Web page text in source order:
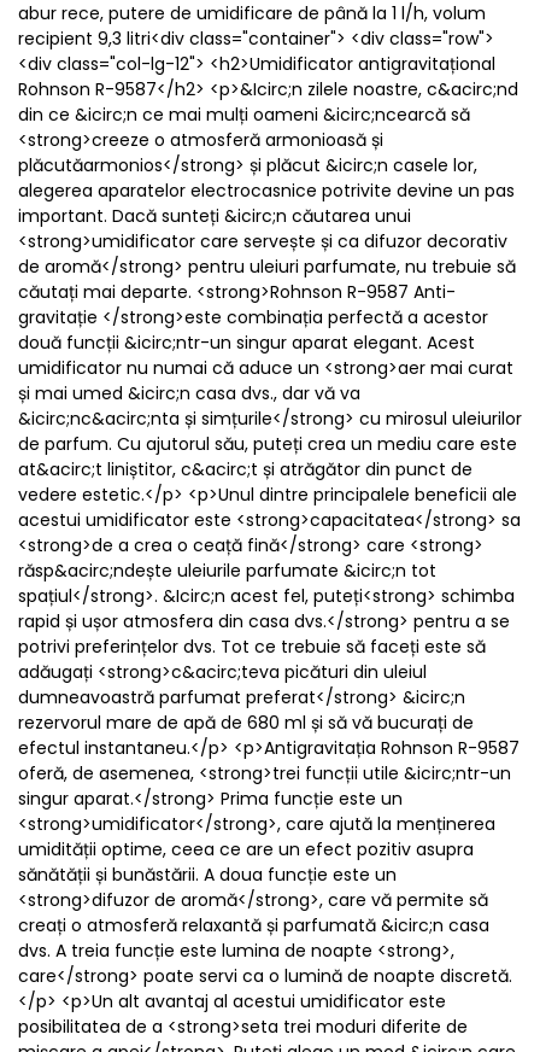
abur rece, putere de umidificare de până la 1 l/h, volum
recipient 9,3 litri<div class="container"> <div class="row">
<div class="col-lg-12"> <h2>Umidificator antigravitațional
Rohnson R-9587</h2> <p>&Icirc;n zilele noastre, c&acirc;nd
din ce &icirc;n ce mai mulți oameni &icirc;ncearcă să
<strong>creeze o atmosferă armonioasă și
plăcutăarmonios</strong> și plăcut &icirc;n casele lor,
alegerea aparatelor electrocasnice potrivite devine un pas
important. Dacă sunteți &icirc;n căutarea unui
<strong>umidificator care servește și ca difuzor decorativ
de aromă</strong> pentru uleiuri parfumate, nu trebuie să
căutați mai departe. <strong>Rohnson R-9587 Anti-
gravitație </strong>este combinația perfectă a acestor
două funcții &icirc;ntr-un singur aparat elegant. Acest
umidificator nu numai că aduce un <strong>aer mai curat
și mai umed &icirc;n casa dvs., dar vă va
&icirc;nc&acirc;nta și simțurile</strong> cu mirosul uleiurilor
de parfum. Cu ajutorul său, puteți crea un mediu care este
at&acirc;t liniștitor, c&acirc;t și atrăgător din punct de
vedere estetic.</p> <p>Unul dintre principalele beneficii ale
acestui umidificator este <strong>capacitatea</strong> sa
<strong>de a crea o ceață fină</strong> care <strong>
răsp&acirc;ndește uleiurile parfumate &icirc;n tot
spațiul</strong>. &Icirc;n acest fel, puteți<strong> schimba
rapid și ușor atmosfera din casa dvs.</strong> pentru a se
potrivi preferințelor dvs. Tot ce trebuie să faceți este să
adăugați <strong>c&acirc;teva picături din uleiul
dumneavoastră parfumat preferat</strong> &icirc;n
rezervorul mare de apă de 680 ml și să vă bucurați de
efectul instantaneu.</p> <p>Antigravitația Rohnson R-9587
oferă, de asemenea, <strong>trei funcții utile &icirc;ntr-un
singur aparat.</strong> Prima funcție este un
<strong>umidificator</strong>, care ajută la menținerea
umidității optime, ceea ce are un efect pozitiv asupra
sănătății și bunăstării. A doua funcție este un
<strong>difuzor de aromă</strong>, care vă permite să
creați o atmosferă relaxantă și parfumată &icirc;n casa
dvs. A treia funcție este lumina de noapte <strong>,
care</strong> poate servi ca o lumină de noapte discretă.
</p> <p>Un alt avantaj al acestui umidificator este
posibilitatea de a <strong>seta trei moduri diferite de